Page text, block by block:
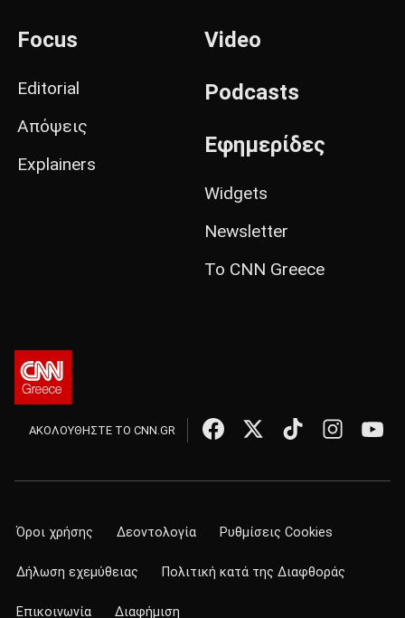
Focus
Editorial
Απόψεις
Explainers
Video
Podcasts
Εφημερίδες
Widgets
Newsletter
Το CNN Greece
ΑΚΟΛΟΥΘΗΣΤΕ ΤΟ CNN.GR
Όροι χρήσης Δεοντολογία Ρυθμίσεις Cookies
Δήλωση εχεμύθειας Πολιτική κατά της Διαφθοράς
Επικοινωνία Διαφήμιση